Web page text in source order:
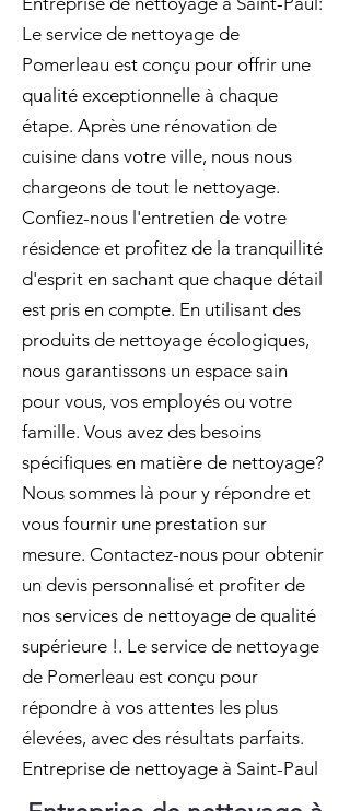
Le service de nettoyage de
Pomerleau est conçu pour offrir une
qualité exceptionnelle à chaque
étape. Après une rénovation de
cuisine dans votre ville, nous nous
chargeons de tout le nettoyage.
Confiez-nous l'entretien de votre
résidence et profitez de la tranquillité
d'esprit en sachant que chaque détail
est pris en compte. En utilisant des
produits de nettoyage écologiques,
nous garantissons un espace sain
pour vous, vos employés ou votre
famille. Vous avez des besoins
spécifiques en matière de nettoyage?
Nous sommes là pour y répondre et
vous fournir une prestation sur
mesure. Contactez-nous pour obtenir
un devis personnalisé et profiter de
nos services de nettoyage de qualité
supérieure !. Le service de nettoyage
de Pomerleau est conçu pour
répondre à vos attentes les plus
élevées, avec des résultats parfaits.
Entreprise de nettoyage à Saint-Paul